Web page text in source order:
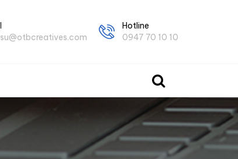
Hotline
0947 70 10 10